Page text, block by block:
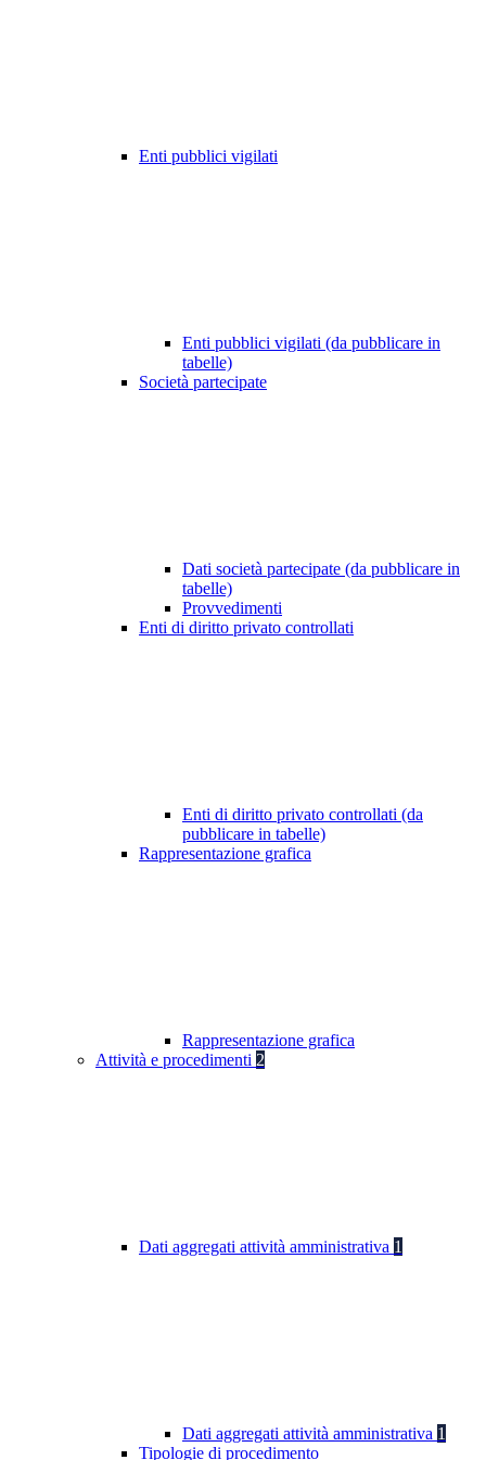
Enti pubblici vigilati
Enti pubblici vigilati (da pubblicare in
tabelle)
Società partecipate
Dati società partecipate (da pubblicare in
tabelle)
Provvedimenti
Enti di diritto privato controllati
Enti di diritto privato controllati (da
pubblicare in tabelle)
Rappresentazione grafica
Rappresentazione grafica
Attività e procedimenti 2
Dati aggregati attività amministrativa 1
Dati aggregati attività amministrativa 1
Tipologie di procedimento